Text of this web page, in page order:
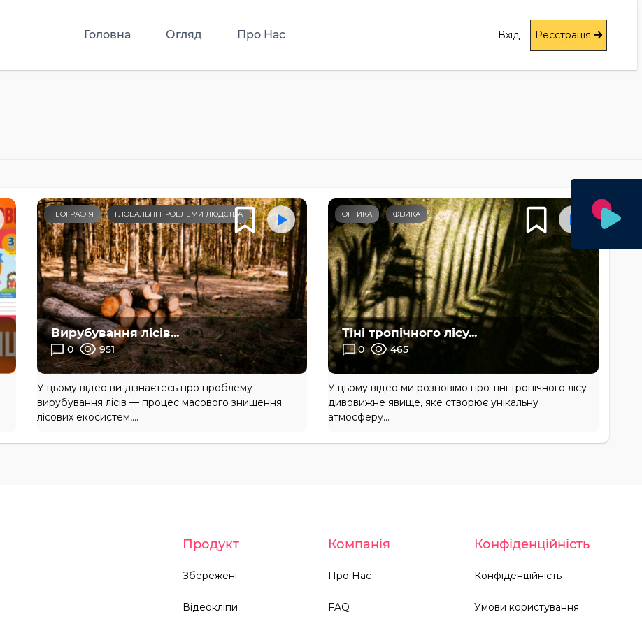
Головна Огляд Про Нас Вхід Реєстрація
ГЕОГРАФІЯ ГЛОБАЛЬНІ ПРОБЛЕМИ ЛЮДСТВА
Вирубування лісів...
0 951
У цьому відео ви дізнаєтесь про проблему
вирубування лісів — процес масового знищення
лісових екосистем,...
ОПТИКА ФІЗИКА
Тіні тропічного лісу...
0 465
У цьому відео ми розповімо про тіні тропічного лісу –
дивовижне явище, яке створює унікальну
атмосферу...
Продукт
Збережені
Відеокліпи
Компанія
Про Нас
FAQ
Конфіденційність
Конфіденційність
Умови користування